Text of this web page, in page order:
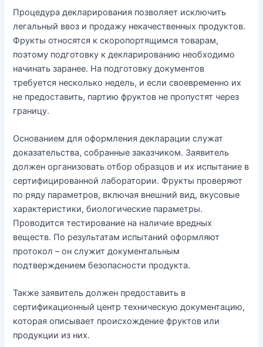
Процедура декларирования позволяет исключить
легальный ввоз и продажу некачественных продуктов.
Фрукты относятся к скоропортящимся товарам,
поэтому подготовку к декларированию необходимо
начинать заранее. На подготовку документов
требуется несколько недель, и если своевременно их
не предоставить, партию фруктов не пропустят через
границу.
Основанием для оформления декларации служат
доказательства, собранные заказчиком. Заявитель
должен организовать отбор образцов и их испытание в
сертифицированной лаборатории. Фрукты проверяют
по ряду параметров, включая внешний вид, вкусовые
характеристики, биологические параметры.
Проводится тестирование на наличие вредных
веществ. По результатам испытаний оформляют
протокол – он служит документальным
подтверждением безопасности продукта.
Также заявитель должен предоставить в
сертификационный центр техническую документацию,
которая описывает происхождение фруктов или
продукции из них.